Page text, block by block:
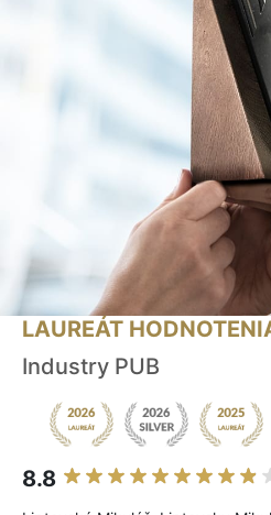
LAUREÁT
Industry PUB
8.8